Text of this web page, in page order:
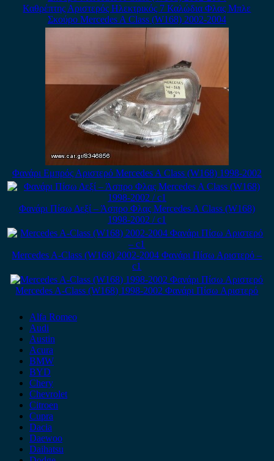
Καθρέπτης Αριστερός Ηλεκτρικός 7 Καλώδια Φλας Μπλε
Σκούρο Mercedes A Class (W168) 2002-2004
Φανάρι Εμπρός Αριστερό Mercedes A Class (W168) 1998-2002
Φανάρι Πίσω Δεξί – Άσπρο Φλας Mercedes A Class (W168)
1998-2002 / c1
Mercedes A-Class (W168) 2002-2004 Φανάρι Πίσω Αριστερό –
c1
Mercedes A-Class (W168) 1998-2002 Φανάρι Πίσω Αριστερό
Alfa Romeo
Audi
Austin
Acura
BMW
BYD
Chery
Chevrolet
Citroen
Cupra
Dacia
Daewoo
Daihatsu